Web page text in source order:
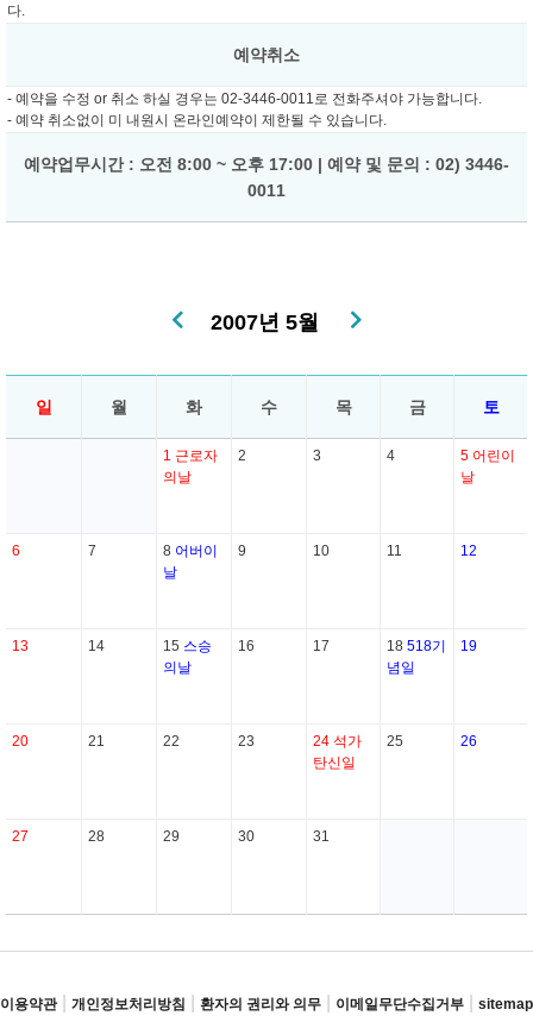
다.
예약취소
- 예약을 수정 or 취소 하실 경우는 02-3446-0011로 전화주셔야 가능합니다.
- 예약 취소없이 미 내원시 온라인예약이 제한될 수 있습니다.
예약업무시간 : 오전 8:00 ~ 오후 17:00 | 예약 및 문의 : 02) 3446-
0011
2007년 5월
일 월 화 수 목 금 토
1 근로자
의날
2 3 4 5 어린이
날
6 7 8 어버이
날
9 10 11 12
13 14 15 스승
의날
16 17 18 518기
념일
19
20 21 22 23 24 석가
탄신일
25 26
27 28 29 30 31
이용약관 개인정보처리방침 환자의 권리와 의무 이메일무단수집거부 sitemap